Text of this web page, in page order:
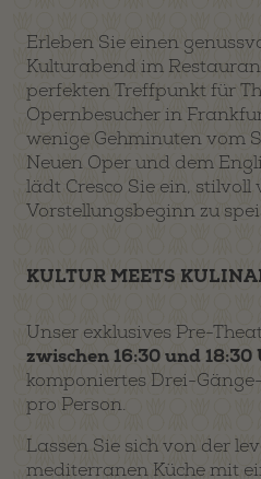
Erleben Sie einen
Kulturabend im
perfekten Treffpunkt für
Opernbesucher in
wenige Gehminuten vom
Neuen Oper und dem
lädt Cresco Sie ein, stilvoll
Vorstellungsbeginn zu
KULTUR MEETS
Unser exklusives Pre-
zwischen 16:30 und 18:30
komponiertes Drei-
pro Person.
Lassen Sie sich von der
mediterranen Küche mit